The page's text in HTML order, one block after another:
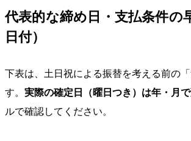
代表的な締め日・支払条件の
日付）
下表は、土日祝による振替を考える前の
す。 実際の確定日（曜日つき）は年・月
ルで確認してください。